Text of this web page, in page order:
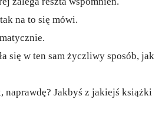
na to się mówi.
się w ten sam życzliwy sposób, jak
naprawdę? Jakbyś z jakiejś książki